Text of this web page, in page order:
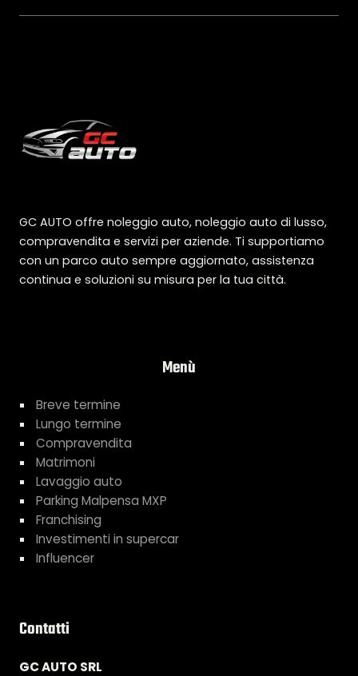
GC AUTO offre noleggio auto, noleggio auto di lusso,
compravendita e servizi per aziende. Ti supportiamo
con un parco auto sempre aggiornato, assistenza
continua e soluzioni su misura per la tua città.
Menù
Breve termine
Lungo termine
Compravendita
Matrimoni
Lavaggio auto
Parking Malpensa MXP
Franchising
Investimenti in supercar
Influencer
Contatti
GC AUTO SRL